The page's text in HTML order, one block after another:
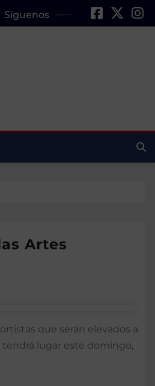
Síguenos
Artes
que serán elevados a
tendrá lugar este domingo,